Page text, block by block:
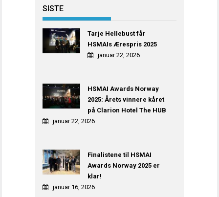
SISTE
Tarje Hellebust får
HSMAIs Ærespris 2025
januar 22, 2026
HSMAI Awards Norway
2025: Årets vinnere kåret
på Clarion Hotel The HUB
januar 22, 2026
Finalistene til HSMAI
Awards Norway 2025 er
klar!
januar 16, 2026